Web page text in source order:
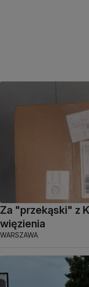
Za "przekąski" z
więzienia
WARSZAWA